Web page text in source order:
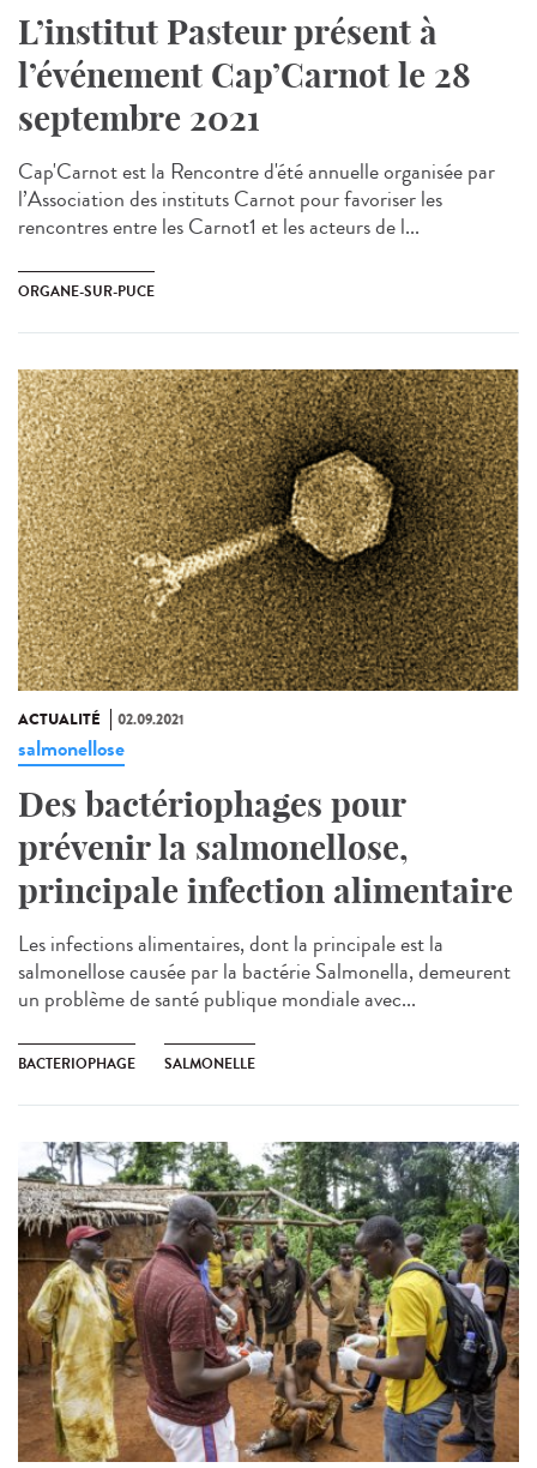
L’institut Pasteur présent à
l’événement Cap’Carnot le 28
septembre 2021
Cap'Carnot est la Rencontre d'été annuelle organisée par
l’Association des instituts Carnot pour favoriser les
rencontres entre les Carnot1 et les acteurs de l...
ORGANE-SUR-PUCE
ACTUALITÉ 02.09.2021
salmonellose
Des bactériophages pour
prévenir la salmonellose,
principale infection alimentaire
Les infections alimentaires, dont la principale est la
salmonellose causée par la bactérie Salmonella, demeurent
un problème de santé publique mondiale avec...
BACTERIOPHAGE SALMONELLE